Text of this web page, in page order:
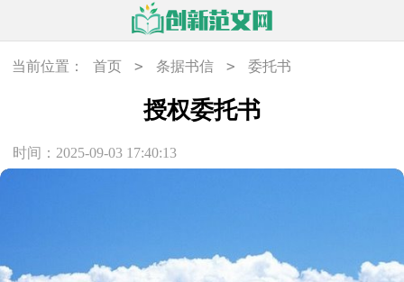
当前位置： 首页 > 条据书信 > 委托书
授权委托书
时间：2025-09-03 17:40:13